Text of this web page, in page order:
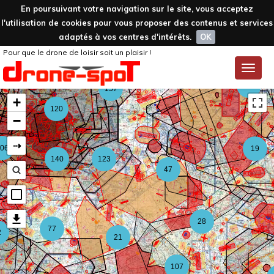
En poursuivant votre navigation sur le site, vous acceptez
l'utilisation de cookies pour vous proposer des contenus et services
adaptés à vos centres d'intérêts.
OK
Toggle
Pour que le drone de loisir soit un plaisir !
107
77
123
157
47
28
19
21
140
120
+
−
⇢